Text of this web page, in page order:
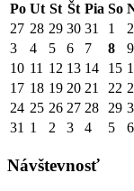
Po Ut St Št Pia So
27 28 29 30 31 1
2
3
4 5 6 7 8
9
10 11 12 13 14 15
17 18 19 20 21 22
24 25 26 27 28 29
31 1 2 3 4 5 6
Návštevnosť